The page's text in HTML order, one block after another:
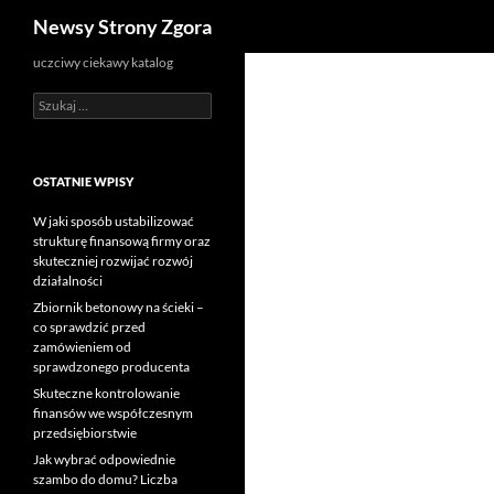
Newsy Strony Zgora
uczciwy ciekawy katalog
Szukaj:
OSTATNIE WPISY
W jaki sposób ustabilizować
strukturę finansową firmy oraz
skuteczniej rozwijać rozwój
działalności
Zbiornik betonowy na ścieki –
co sprawdzić przed
zamówieniem od
sprawdzonego producenta
Skuteczne kontrolowanie
finansów we współczesnym
przedsiębiorstwie
Jak wybrać odpowiednie
szambo do domu? Liczba